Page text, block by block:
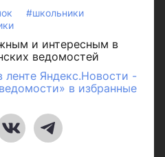
#школьники
и интересным в
ведомостей
ленте Яндекс.Новости -
в избранные